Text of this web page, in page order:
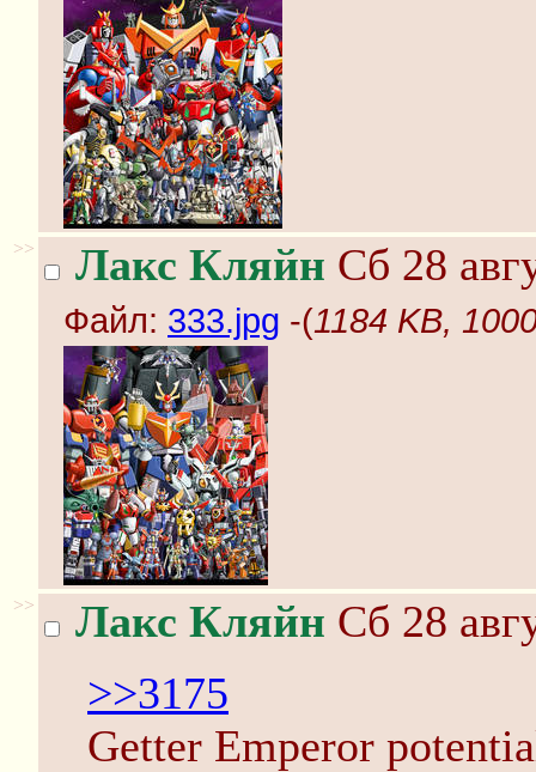
>> Лакс Кляйн Сб 28
Файл: 333.jpg -(1184 KB,
>> Лакс Кляйн Сб 28
>>3175
Getter Emperor